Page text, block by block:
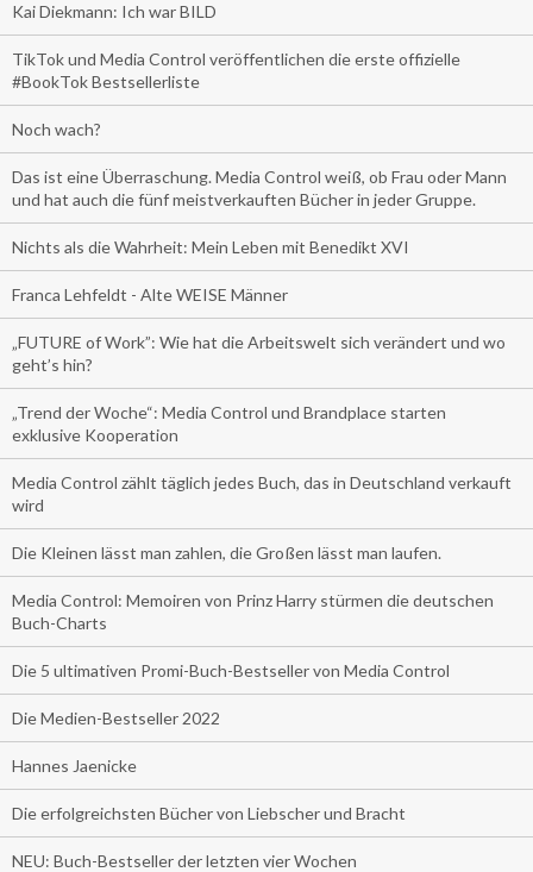
Kai Diekmann: Ich war BILD
TikTok und Media Control veröffentlichen die erste offizielle
#BookTok Bestsellerliste
Noch wach?
Das ist eine Überraschung. Media Control weiß, ob Frau oder Mann
und hat auch die fünf meistverkauften Bücher in jeder Gruppe.
Nichts als die Wahrheit: Mein Leben mit Benedikt XVI
Franca Lehfeldt - Alte WEISE Männer
„FUTURE of Work”: Wie hat die Arbeitswelt sich verändert und wo
geht’s hin?
„Trend der Woche“: Media Control und Brandplace starten
exklusive Kooperation
Media Control zählt täglich jedes Buch, das in Deutschland verkauft
wird
Die Kleinen lässt man zahlen, die Großen lässt man laufen.
Media Control: Memoiren von Prinz Harry stürmen die deutschen
Buch-Charts
Die 5 ultimativen Promi-Buch-Bestseller von Media Control
Die Medien-Bestseller 2022
Hannes Jaenicke
Die erfolgreichsten Bücher von Liebscher und Bracht
NEU: Buch-Bestseller der letzten vier Wochen